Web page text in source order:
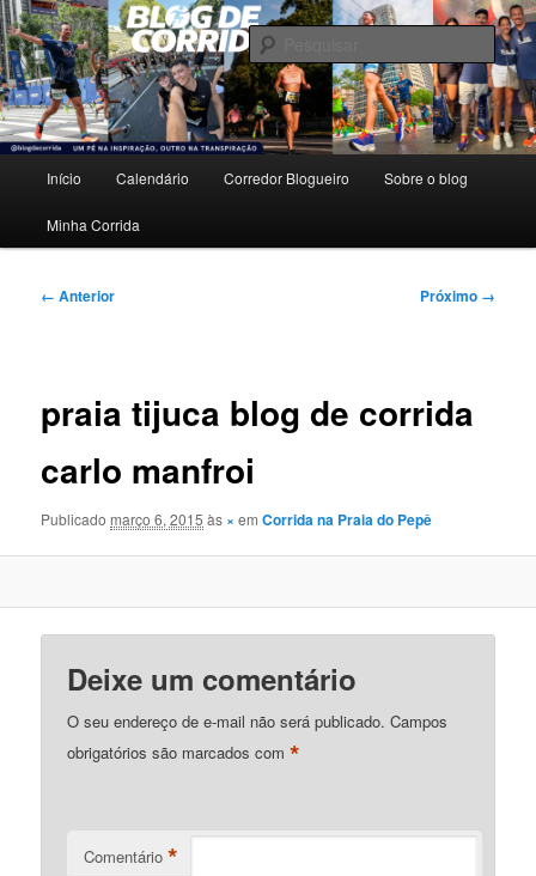
Pular
para
o
conteúdo
principalBlog de Corrida
Um pé na inspiração, outro na transpiração.
principal
Início Calendário Corredor Blogueiro Sobre o blog
Minha Corrida
Navegação
← Anterior Próximo →
praia tijuca blog de corrida
carlo manfroi
Publicadomarço 6, 2015 às ×emCorrida na Praia do Pepê
Deixe um comentário
O seu endereço de e-mail não será publicado. Campos
obrigatórios são marcados com*
Comentário *